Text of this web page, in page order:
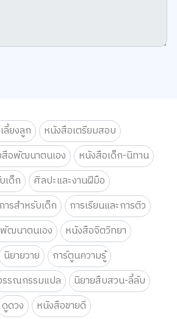
ลี้ยงลูก
หนังสือเตรียมสอบ
อพัฒนาตนเอง
หนังสือเด็ก-นิทาน
เด็ก
ศิลปะและงานฝีมือ
รสำหรับเด็ก
การเรียนและการติว
ฒนาตนเอง
หนังสือจิตวิทยา
นิยายวาย
การ์ตูนความรู้
รรณกรรมแปล
นิยายสืบสวน-ลี้ลับ
ดูดวง
หนังสือขายดี